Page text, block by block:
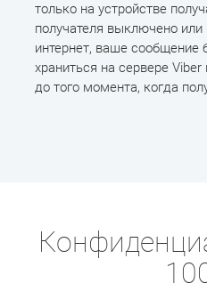
только на устройстве
получателя выключено
интернет, ваше сообщение
храниться на сервере
до того момента, когда